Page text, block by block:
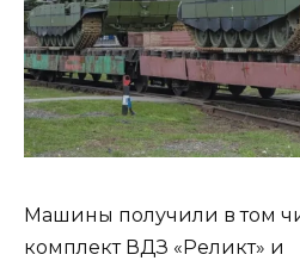
Машины получили в том
комплект ВДЗ «Реликт» и